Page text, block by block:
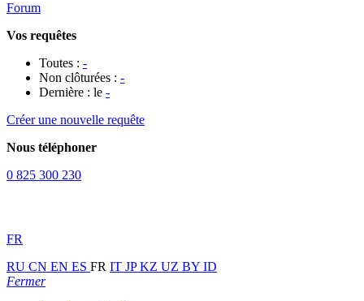
Forum
Vos requêtes
Toutes : -
Non clôturées : -
Dernière : le -
Créer une nouvelle requête
Nous téléphoner
0 825 300 230
FR
RU CN EN ES FR IT JPKZ UZ BY ID
Fermer